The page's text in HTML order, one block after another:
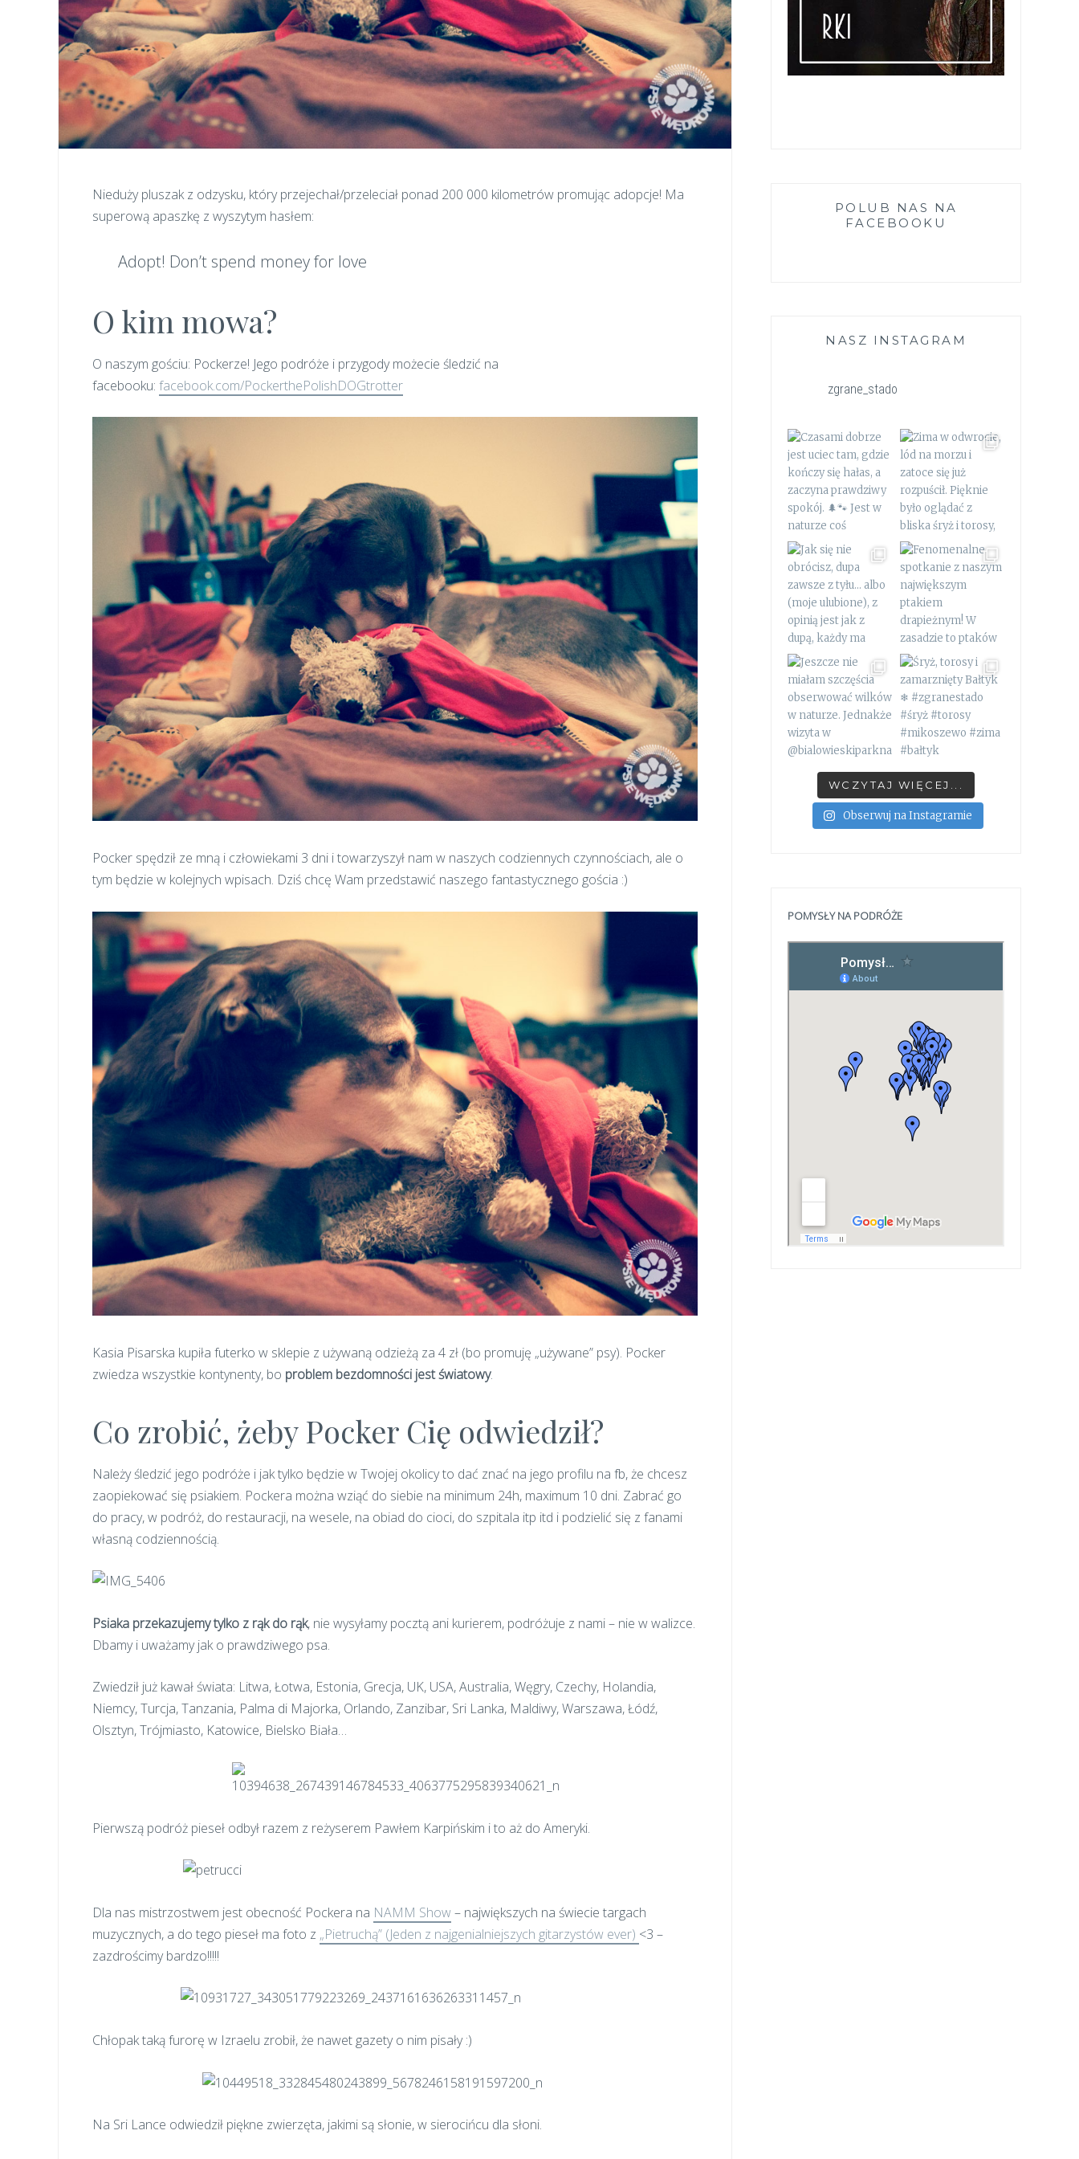
Nieduży pluszak z odzysku, który przejechał/przeleciał ponad 200 000 kilometrów promując adopcje! Ma
superową apaszkę z wyszytym hasłem:
Adopt! Don’t spend money for love
O kim mowa?
O naszym gościu: Pockerze! Jego podróże i przygody możecie śledzić na
facebooku: facebook.com/PockerthePolishDOGtrotter
Pocker spędził ze mną i człowiekami 3 dni i towarzyszył nam w naszych codziennych czynnościach, ale o
tym będzie w kolejnych wpisach. Dziś chcę Wam przedstawić naszego fantastycznego gościa :)
Kasia Pisarska kupiła futerko w sklepie z używaną odzieżą za 4 zł (bo promuję „używane” psy). Pocker
zwiedza wszystkie kontynenty, bo problem bezdomności jest światowy.
Co zrobić, żeby Pocker Cię odwiedził?
Należy śledzić jego podróże i jak tylko będzie w Twojej okolicy to dać znać na jego profilu na fb, że chcesz
zaopiekować się psiakiem. Pockera można wziąć do siebie na minimum 24h, maximum 10 dni. Zabrać go
do pracy, w podróż, do restauracji, na wesele, na obiad do cioci, do szpitala itp itd i podzielić się z fanami
własną codziennością.
Psiaka przekazujemy tylko z rąk do rąk, nie wysyłamy pocztą ani kurierem, podróżuje z nami – nie w walizce.
Dbamy i uważamy jak o prawdziwego psa.
Zwiedził już kawał świata: Litwa, Łotwa, Estonia, Grecja, UK, USA, Australia, Węgry, Czechy, Holandia,
Niemcy, Turcja, Tanzania, Palma di Majorka, Orlando, Zanzibar, Sri Lanka, Maldiwy, Warszawa, Łódź,
Olsztyn, Trójmiasto, Katowice, Bielsko Biała…
Pierwszą podróż pieseł odbył razem z reżyserem Pawłem Karpińskim i to aż do Ameryki.
Dla nas mistrzostwem jest obecność Pockera na NAMM Show– największych na świecie targach
muzycznych, a do tego pieseł ma foto z „Pietruchą” (Jeden z najgenialniejszych gitarzystów ever) <3 –
zazdrościmy bardzo!!!!!
Chłopak taką furorę w Izraelu zrobił, że nawet gazety o nim pisały :)
Na Sri Lance odwiedził piękne zwierzęta, jakimi są słonie, w sierocińcu dla słoni.
POLUB NAS NA
FACEBOOKU
NASZ INSTAGRAM
zgrane_stado
WCZYTAJ WIĘCEJ...
Obserwuj na Instagramie
POMYSŁY NA PODRÓŻE